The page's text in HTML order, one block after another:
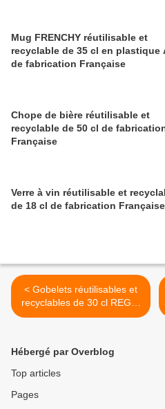
Mug FRENCHY réutilisable et
recyclable de 35 cl en plastique
de fabrication Française
Chope de bière réutilisable et
recyclable de 50 cl de
Française
Verre à vin réutilisable et
de 18 cl de fabrication
< Gobelets réutilisables et
recyclables de 30 cl REGIS
pour festivals, salons, foires
Hébergé par Overblog
Top articles
Pages